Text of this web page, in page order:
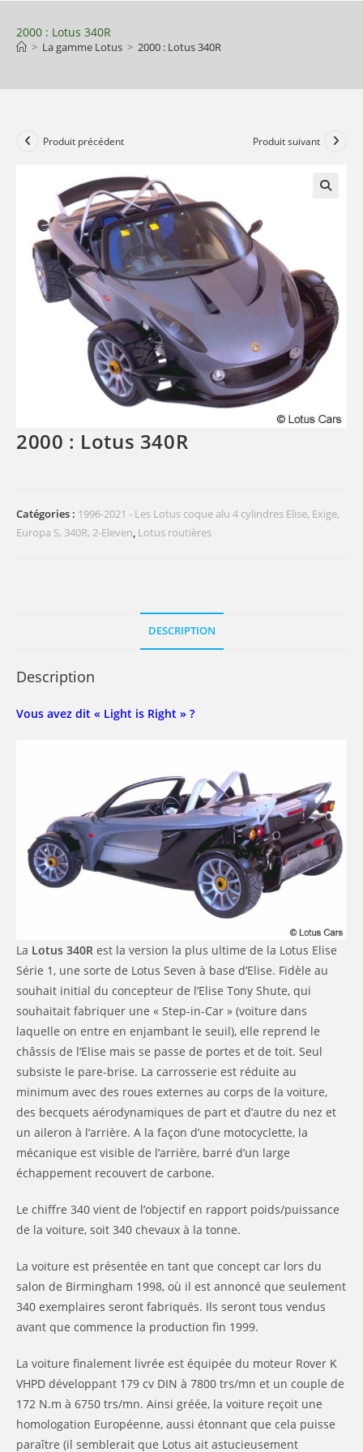
content
2000 : Lotus 340R
> La gamme Lotus > 2000 : Lotus 340R
Produit précédent Produit suivant
2000 : Lotus 340R
Catégories : 1996-2021 - Les Lotus coque alu 4 cylindres Elise, Exige,
Europa S, 340R, 2-Eleven, Lotus routières
DESCRIPTION
Description
Vous avez dit « Light is Right » ?
La Lotus 340R est la version la plus ultime de la Lotus Elise
Série 1, une sorte de Lotus Seven à base d’Elise. Fidèle au
souhait initial du concepteur de l’Elise Tony Shute, qui
souhaitait fabriquer une « Step-in-Car » (voiture dans
laquelle on entre en enjambant le seuil), elle reprend le
châssis de l’Elise mais se passe de portes et de toit. Seul
subsiste le pare-brise. La carrosserie est réduite au
minimum avec des roues externes au corps de la voiture,
des becquets aérodynamiques de part et d’autre du nez et
un aileron à l’arrière. A la façon d’une motocyclette, la
mécanique est visible de l’arrière, barré d’un large
échappement recouvert de carbone.
Le chiffre 340 vient de l’objectif en rapport poids/puissance
de la voiture, soit 340 chevaux à la tonne.
La voiture est présentée en tant que concept car lors du
salon de Birmingham 1998, où il est annoncé que seulement
340 exemplaires seront fabriqués. Ils seront tous vendus
avant que commence la production fin 1999.
La voiture finalement livrée est équipée du moteur Rover K
VHPD développant 179 cv DIN à 7800 trs/mn et un couple de
172 N.m à 6750 trs/mn. Ainsi gréée, la voiture reçoit une
homologation Européenne, aussi étonnant que cela puisse
paraître (il semblerait que Lotus ait astucieusement